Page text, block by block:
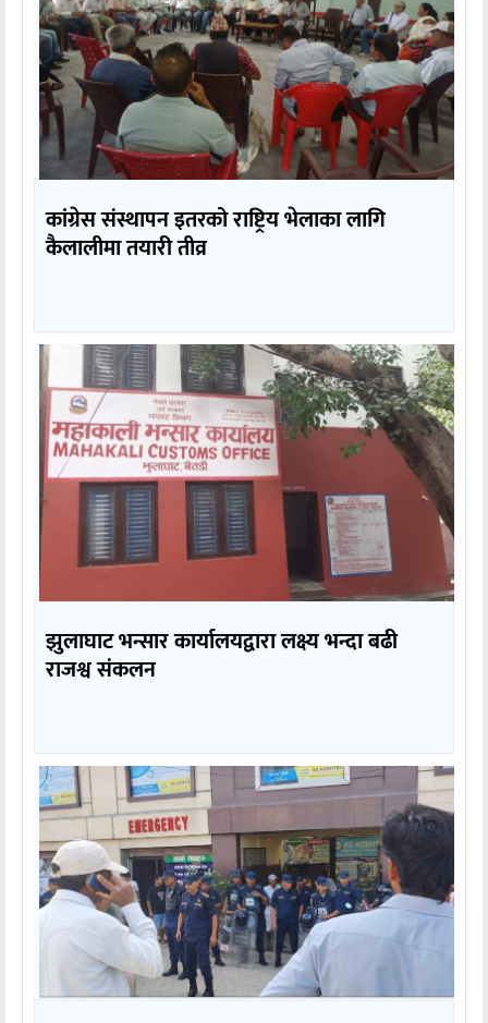
कांग्रेस संस्थापन इतरको राष्ट्रिय भेलाका लागि
कैलालीमा तयारी तीव्र
झुलाघाट भन्सार कार्यालयद्वारा लक्ष्य भन्दा बढी
राजश्व संकलन